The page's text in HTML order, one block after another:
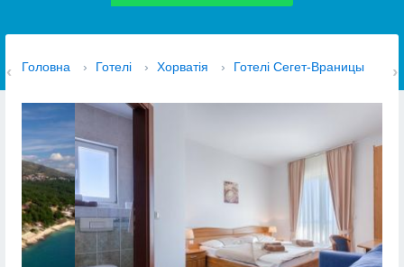
Головна › Готелі › Хорватія › Готелі Сегет-Враницы